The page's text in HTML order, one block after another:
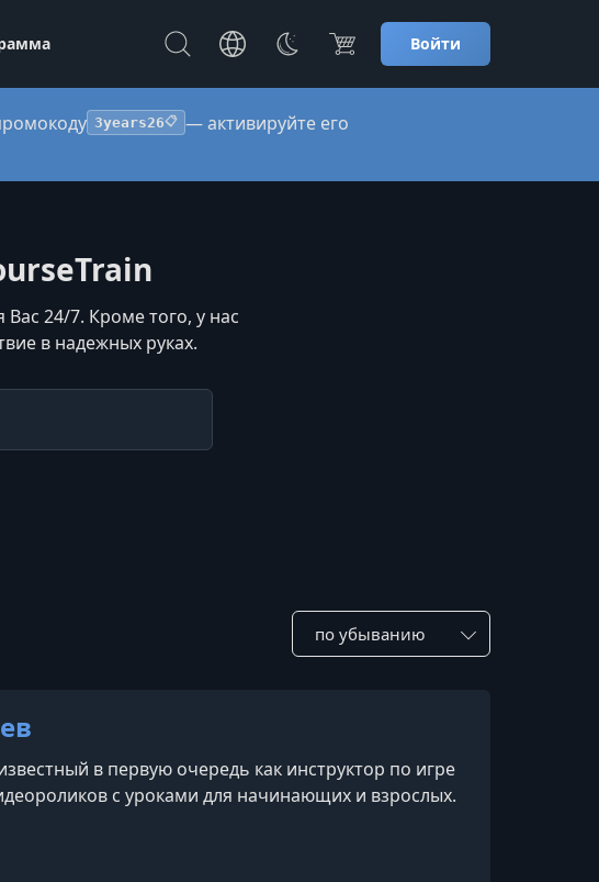
Войти
3years26📋 — активируйте его
24/7. Кроме того, у нас
в надежных руках.
Сотировать по:
в первую очередь как инструктор по игре
с уроками для начинающих и взрослых.